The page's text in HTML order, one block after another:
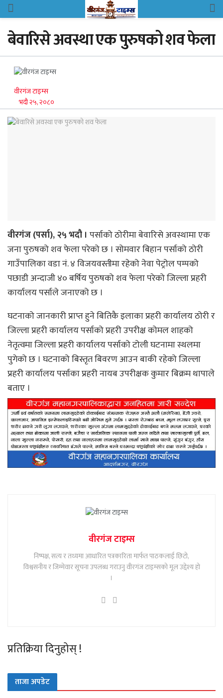
बेवारिसे अवस्था एक पुरुषको शव फेला
वीरगंज टाइम्स
भदौ २५, २०८०
वीरगंज (पर्सा), २५ भदौ । पर्साको ठोरीमा बेवारिसे अवस्थामा एक
जना पुरुषको शव फेला परेको छ । सोमवार बिहान पर्साको ठोरी
गाउँपालिका वडा नं. ४ विजयवस्तीमा रहेको नेवा पेट्रोल पम्पको
पछाडी अन्दाजी ४० बर्षिय पुरुषको शव फेला परेको जिल्ला प्रहरी
कार्यालय पर्साले जनाएको छ ।
घटनाको जानकारी प्राप्त हुने बितिकै इलाका प्रहरी कार्यालय ठोरी र
जिल्ला प्रहरी कार्यालय पर्साको प्रहरी उपरीक्ष कोमल शाहको
नेतृत्वमा जिल्ला प्रहरी कार्यालय पर्साको टोली घटनामा स्थलमा
पुगेको छ । घटनाको बिस्तृत बिवरण आउन बाकी रहेको जिल्ला
प्रहरी कार्यालय पर्साका प्रहरी नायब उपरीक्षक कुमार बिक्रम थापाले
बताए ।
वीरगंज टाइम्स
निष्पक्ष, सत्य र तथ्यमा आधारित पत्रकारिता मार्फत पाठकलाई छिटो,
विश्वसनीय र जिम्मेवार सूचना उपलब्ध गराउनु वीरगंज टाइम्सको मूल उद्देश्य हो
।
प्रतिक्रिया दिनुहोस् !
ताजा अपडेट